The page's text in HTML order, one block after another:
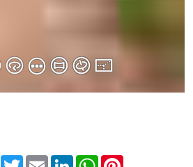
FacebookTwitterEmail LinkedInWhatsApp